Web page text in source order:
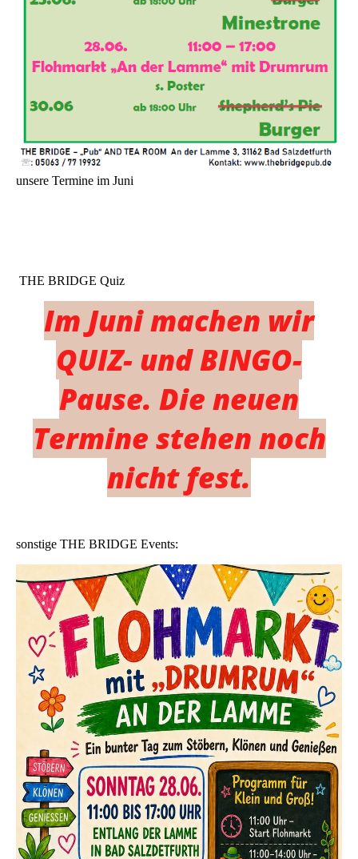
unsere Termine im Juni
THE BRIDGE Quiz
Im Juni machen wir
QUIZ- und BINGO-
Pause. Die neuen
Termine stehen noch
nicht fest.
sonstige THE BRIDGE Events: